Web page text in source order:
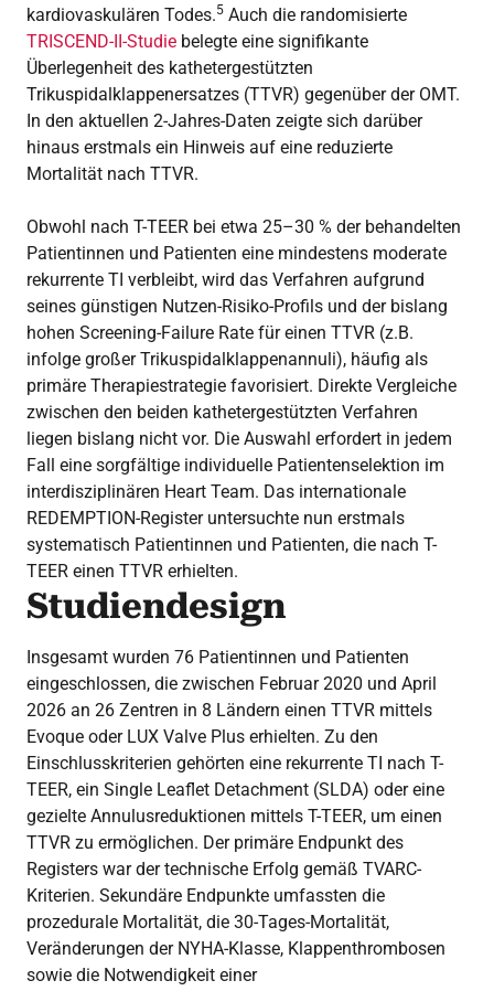
kardiovaskulären Todes.5 Auch die randomisierte
TRISCEND-II-Studie belegte eine signifikante
Überlegenheit des kathetergestützten
Trikuspidalklappenersatzes (TTVR) gegenüber der OMT.
In den aktuellen 2-Jahres-Daten zeigte sich darüber
hinaus erstmals ein Hinweis auf eine reduzierte
Mortalität nach TTVR.
Obwohl nach T-TEER bei etwa 25–30 % der behandelten
Patientinnen und Patienten eine mindestens moderate
rekurrente TI verbleibt, wird das Verfahren aufgrund
seines günstigen Nutzen-Risiko-Profils und der bislang
hohen Screening-Failure Rate für einen TTVR (z.B.
infolge großer Trikuspidalklappenannuli), häufig als
primäre Therapiestrategie favorisiert. Direkte Vergleiche
zwischen den beiden kathetergestützten Verfahren
liegen bislang nicht vor. Die Auswahl erfordert in jedem
Fall eine sorgfältige individuelle Patientenselektion im
interdisziplinären Heart Team. Das internationale
REDEMPTION-Register untersuchte nun erstmals
systematisch Patientinnen und Patienten, die nach T-
TEER einen TTVR erhielten.
Studiendesign
Insgesamt wurden 76 Patientinnen und Patienten
eingeschlossen, die zwischen Februar 2020 und April
2026 an 26 Zentren in 8 Ländern einen TTVR mittels
Evoque oder LUX Valve Plus erhielten. Zu den
Einschlusskriterien gehörten eine rekurrente TI nach T-
TEER, ein Single Leaflet Detachment (SLDA) oder eine
gezielte Annulusreduktionen mittels T-TEER, um einen
TTVR zu ermöglichen. Der primäre Endpunkt des
Registers war der technische Erfolg gemäß TVARC-
Kriterien. Sekundäre Endpunkte umfassten die
prozedurale Mortalität, die 30-Tages-Mortalität,
Veränderungen der NYHA-Klasse, Klappenthrombosen
sowie die Notwendigkeit einer